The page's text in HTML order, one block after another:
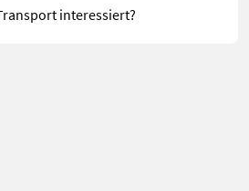
interessiert?